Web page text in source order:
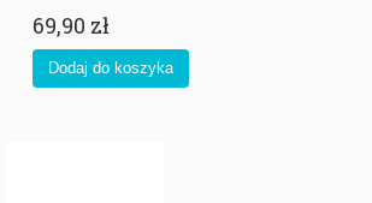
69,90 zł